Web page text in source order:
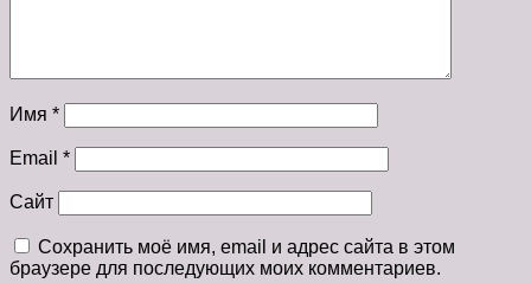
Имя *
Email *
Сайт
Сохранить моё имя, email и адрес сайта в этом
браузере для последующих моих комментариев.